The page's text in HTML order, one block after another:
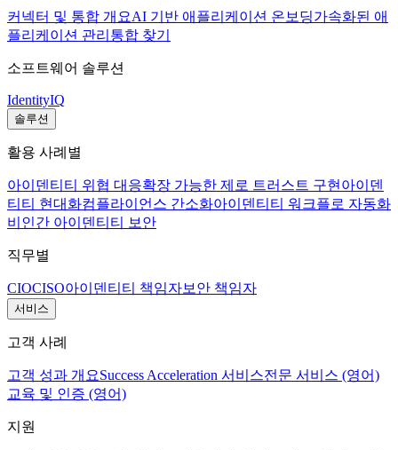
커넥터 및 통합 개요AI 기반 애플리케이션 온보딩가속화된 애
플리케이션 관리 통합 찾기
소프트웨어 솔루션
IdentityIQ
솔루션
활용 사례별
아이덴티티 위협 대응확장 가능한 제로 트러스트 구현 아이덴
티티 현대화컴플라이언스 간소화아이덴티티 워크플로 자동화
비인간 아이덴티티 보안
직무별
CIOCISO아이덴티티 책임자보안 책임자
서비스
고객 사례
고객 성과 개요Success Acceleration 서비스전문 서비스 (영어)
교육 및 인증 (영어)
지원